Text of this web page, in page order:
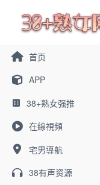
首页
APP
38+熟女强推
在線視頻
宅男導航
38有声资源